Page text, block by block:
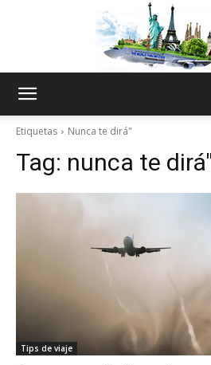
My
Etiquetas Nunca te dirá"
Tag: nunca te dirá"
Tips de viaje